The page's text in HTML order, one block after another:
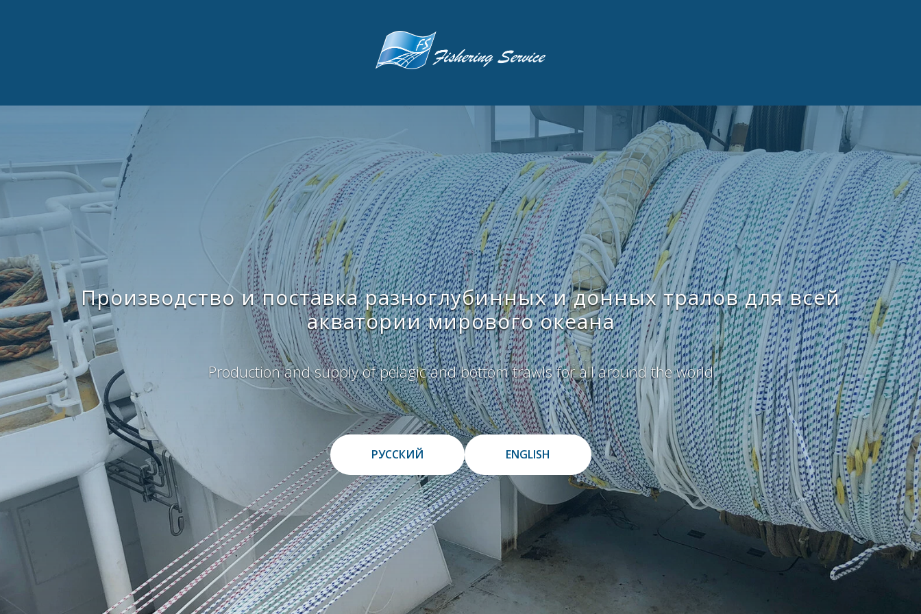
Производство и поставка разноглубинных и донных тралов для всей
акватории мирового океана
Production and supply of pelagic and bottom trawls for all around the world
РУССКИЙ ENGLISH